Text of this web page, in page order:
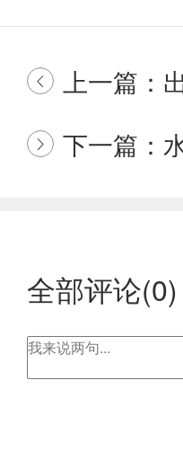
 上一篇：
 下一篇：
全部评论(0)